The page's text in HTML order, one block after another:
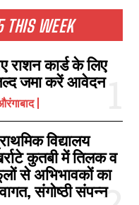
THIS WEEK
राशन कार्ड के लिए
जमा करें आवेदन
विद्यालय
कुतबी में तिलक व
से अभिभावकों का
संगोष्ठी संपन्न